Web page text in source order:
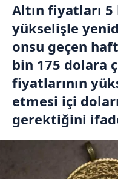
Altın fiyatları
yükselişle
onsu geçen
bin 175 dolara
fiyatlarının
etmesi içi
gerektiğini